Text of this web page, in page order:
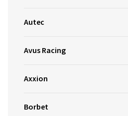
Autec
Avus Racing
Axxion
Borbet